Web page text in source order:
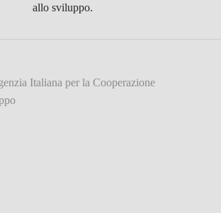
allo sviluppo.
Italiana per la Cooperazione